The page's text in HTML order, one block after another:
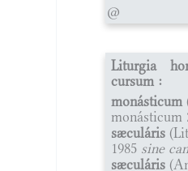
@
Liturgia
cursum :
monásticum
monásticum
sæculáris
1985 sine
sæculáris